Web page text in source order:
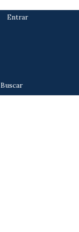
Buscar
Entrar